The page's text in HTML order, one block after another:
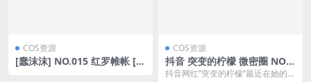
COS资源
[蠢沫沫] NO.015 红罗帷帐 [4
COS资源
抖音 突变的柠檬 微密圈 NO.0
31期 【11P】最新至：2023.
抖音网红”突变的柠檬“最近在她的微